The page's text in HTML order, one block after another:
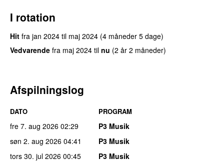
I rotation
Hit fra jan 2024 til maj 2024 (4 måneder 5 dage)
Vedvarende fra maj 2024 til nu (2 år 2 måneder)
Afspilningslog
DATO PROGRAM
fre 7. aug 2026 02:29
P3 Musik
søn 2. aug 2026 04:41
P3 Musik
tors 30. jul 2026 00:45
P3 Musik